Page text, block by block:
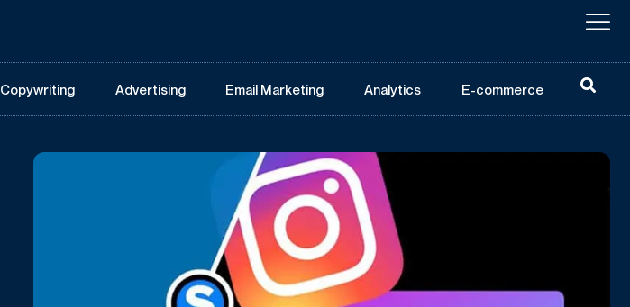
Copywriting Advertising Email Marketing Analytics E-commerce